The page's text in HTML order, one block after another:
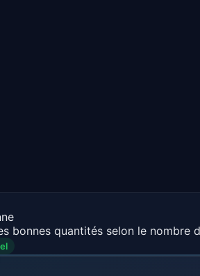
bonnes quantités selon le nombre